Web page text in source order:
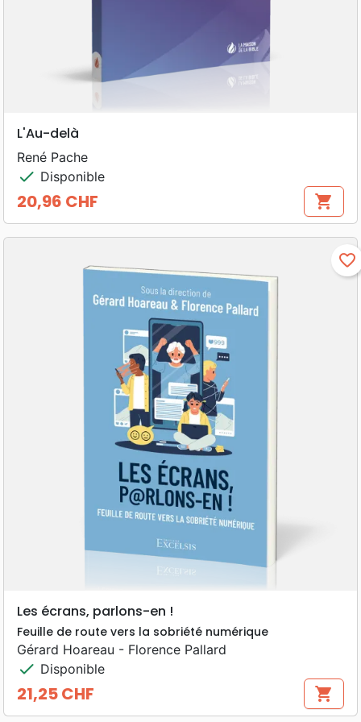
L'Au-delà
René Pache
check Disponible
Prix
20,96 CHF shopping_cart
favorite_border
Les écrans, parlons-en !
Feuille de route vers la sobriété numérique
Gérard Hoareau - Florence Pallard
check Disponible
Prix
21,25 CHF shopping_cart